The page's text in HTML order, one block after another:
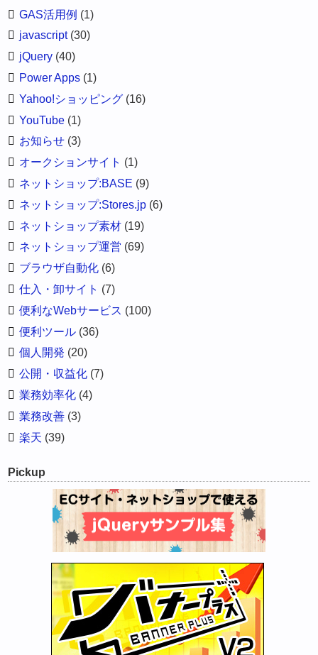
GAS活用例 (1)
javascript(30)
jQuery (40)
Power Apps (1)
Yahoo!ショッピング (16)
YouTube (1)
お知らせ (3)
オークションサイト (1)
ネットショップ:BASE (9)
ネットショップ:Stores.jp (6)
ネットショップ素材 (19)
ネットショップ運営 (69)
ブラウザ自動化 (6)
仕入・卸サイト (7)
便利なWebサービス (100)
便利ツール (36)
個人開発 (20)
公開・収益化 (7)
業務効率化 (4)
業務改善 (3)
楽天 (39)
Pickup